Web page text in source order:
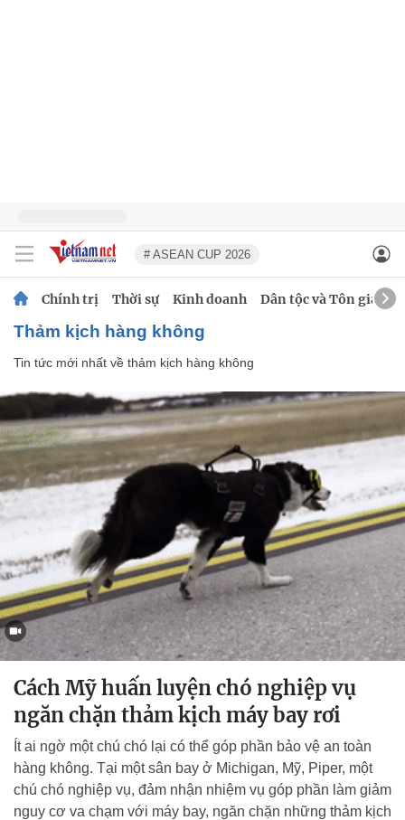
# ASEAN CUP 2026
Chính trị Thời sự Kinh doanh Dân tộc và Tôn giáo
thảm kịch hàng không
Tin tức mới nhất về thảm kịch hàng không
Cách Mỹ huấn luyện chó nghiệp vụ
ngăn chặn thảm kịch máy bay rơi
Ít ai ngờ một chú chó lại có thể góp phần bảo vệ an toàn
hàng không. Tại một sân bay ở Michigan, Mỹ, Piper, một
chú chó nghiệp vụ, đảm nhận nhiệm vụ góp phần làm giảm
nguy cơ va chạm với máy bay, ngăn chặn những thảm kịch